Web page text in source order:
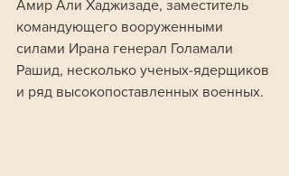
Амир Али Хаджизаде, заместитель
командующего вооруженными
силами Ирана генерал Голамали
Рашид, несколько ученых-ядерщиков
и ряд высокопоставленных военных.